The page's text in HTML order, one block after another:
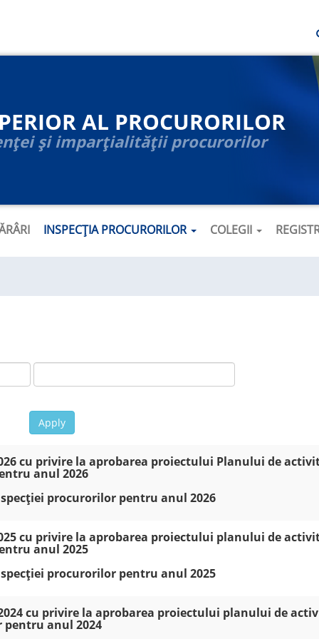
AL PROCURORILOR
și imparțialității procurorilor
INSPECȚIA PROCURORILOR COLEGII
Apply
cu privire la aprobarea proiectului Planului de
anul 2026
procurorilor pentru anul 2026
cu privire la aprobarea proiectului planului de
anul 2025
procurorilor pentru anul 2025
cu privire la aprobarea proiectului planului de
anul 2024